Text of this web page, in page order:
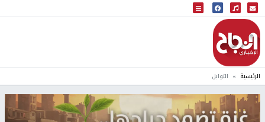
البث المباشر
إذاعة النجاح
الرئيسية التوابل